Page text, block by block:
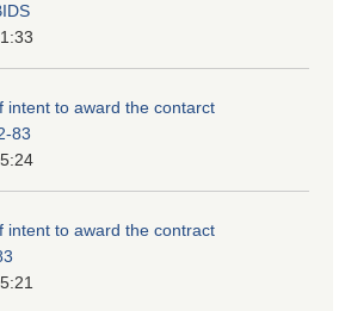
intent to award the contarct
83
intent to award the contract